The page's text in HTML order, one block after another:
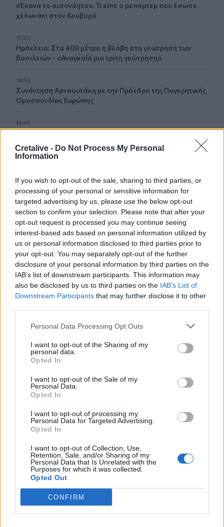
Cretalive - Do Not Process My Personal
Information
If you wish to opt-out of the sale, sharing to third parties, or
processing of your personal or sensitive information for
targeted advertising by us, please use the below opt-out
section to confirm your selection. Please note that after your
opt-out request is processed you may continue seeing
interest-based ads based on personal information utilized by
us or personal information disclosed to third parties prior to
your opt-out. You may separately opt-out of the further
disclosure of your personal information by third parties on the
IAB’s list of downstream participants. This information may
also be disclosed by us to third parties on the IAB’s List of
Downstream Participants that may further disclose it to other
Personal Data Processing Opt Outs
I want to opt-out of the Sharing of my
personal data.
Opted In
I want to opt-out of the Sale of my
Personal Data.
Opted In
I want to opt-out of processing my
Personal Data for Targeted Advertising.
Opted In
I want to opt-out of Collection, Use,
Retention, Sale, and/or Sharing of my
Personal Data that Is Unrelated with the
Purposes for which it was collected.
Opted Out
CONFIRM
«Έκανα το αυτονόητο»: Τι είπε ο ρεπόρτερ που έσωσε
χελωνάκι στον Κουβαρά
15:00
Ηράκλειο: Στα 400 μέτρα η βλάβη στη γεώτρηση των
Βασιλειών - «Αναγκαία μια τρίτη γεώτρηση»
14:56
Συνάντηση Αρναουτάκη με την Πρόεδρο της Παγκρητικής
Ομοσπονδίας Ευρώπης
14:45
Αυγενάκης: Ζητά επανεξέταση του Ειδικού Χωροταξικού
μέριμνα για την Κρήτη
Νίκος Οικονομόπουλος: Τραγούδησε φορώντας
παραδοσιακό κρητικό σαρίκι! (Βίντεο)
SkyImpact Challenge: Οι κορυφαίες ιδέες καινοτομίας για
το Νέο Διεθνές Αεροδρόμιο Ηρακλείου
14:29
Καραμαλάκης για τα λύματα δίπλα στον Κούλε: «Το
ερώτημα είναι εάν υπάρχει ημερομηνία»
Αγκίστρι: Ισραηλινοί τουρίστες επιτέθηκαν σε
διαδηλωτές που φώναζαν υπέρ της Παλαιστίνης (Βίντεο)
Δήμος Φαιστού: Τιμούν τους πεσόντες στο Τραχήλι
Βοριζίων
Τα μάρμαρα του Παναθηναϊκού Σταδίου θα λάμψουν
13:59
εντυπωσιακό φαινόμενο, όλα όσα πρέπει να γνωρίζετε
Φυσικό αέριο: Συναγερμός στην Ευρώπη - Χαμηλά τα
αποθέματα ενόψει χειμώνα
13:49